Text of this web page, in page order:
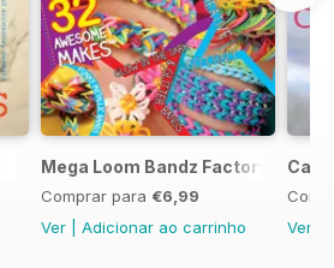
Mega Loom Bandz Factory
Comprar para €6,99
Ver
Adicionar ao carrinho
Cats
Ver